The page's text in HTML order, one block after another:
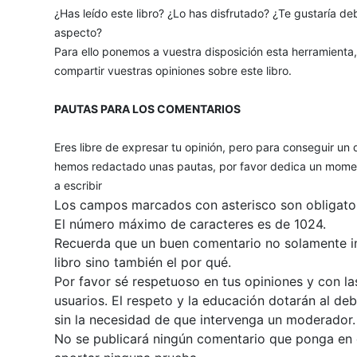
¿Has leído este libro? ¿Lo has disfrutado? ¿Te gustaría
aspecto?
Para ello ponemos a vuestra disposición esta
compartir vuestras opiniones sobre este libro.
PAUTAS PARA LOS COMENTARIOS
Eres libre de expresar tu opinión, pero para conseguir
hemos redactado unas pautas, por favor dedica un
a escribir
Los campos marcados con asterisco son
El número máximo de caracteres es de 1024.
Recuerda que un buen comentario no solamente
libro sino también el por qué.
Por favor sé respetuoso en tus opiniones y con
usuarios. El respeto y la educación dotarán al
sin la necesidad de que intervenga un moderador.
No se publicará ningún comentario que ponga